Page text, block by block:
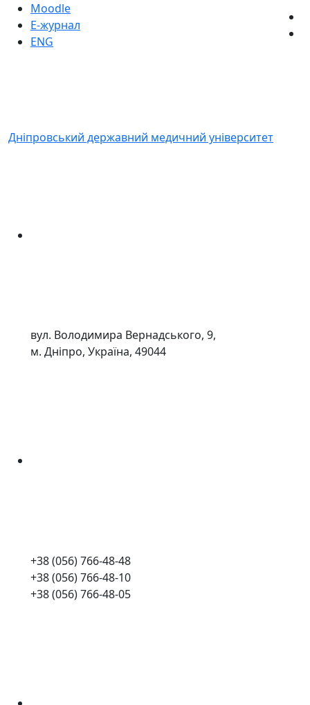
Moodle
Е-журнал
ENG
Дніпровський державний медичний університет
вул. Володимира Вернадського, 9,
м. Дніпро, Україна, 49044
+38 (056) 766-48-48
+38 (056) 766-48-10
+38 (056) 766-48-05